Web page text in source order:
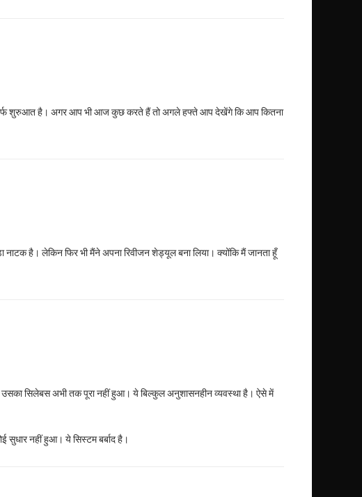
शुरुआत है। अगर आप भी आज कुछ करते हैं तो अगले हफ्ते आप देखेंगे कि आप कितना
है। लेकिन फिर भी मैंने अपना रिवीजन शेड्यूल बना लिया। क्योंकि मैं जानता हूँ
उसका सिलेबस अभी तक पूरा नहीं हुआ। ये बिल्कुल अनुशासनहीन व्यवस्था है। ऐसे में
नहीं हुआ। ये सिस्टम बर्बाद है।